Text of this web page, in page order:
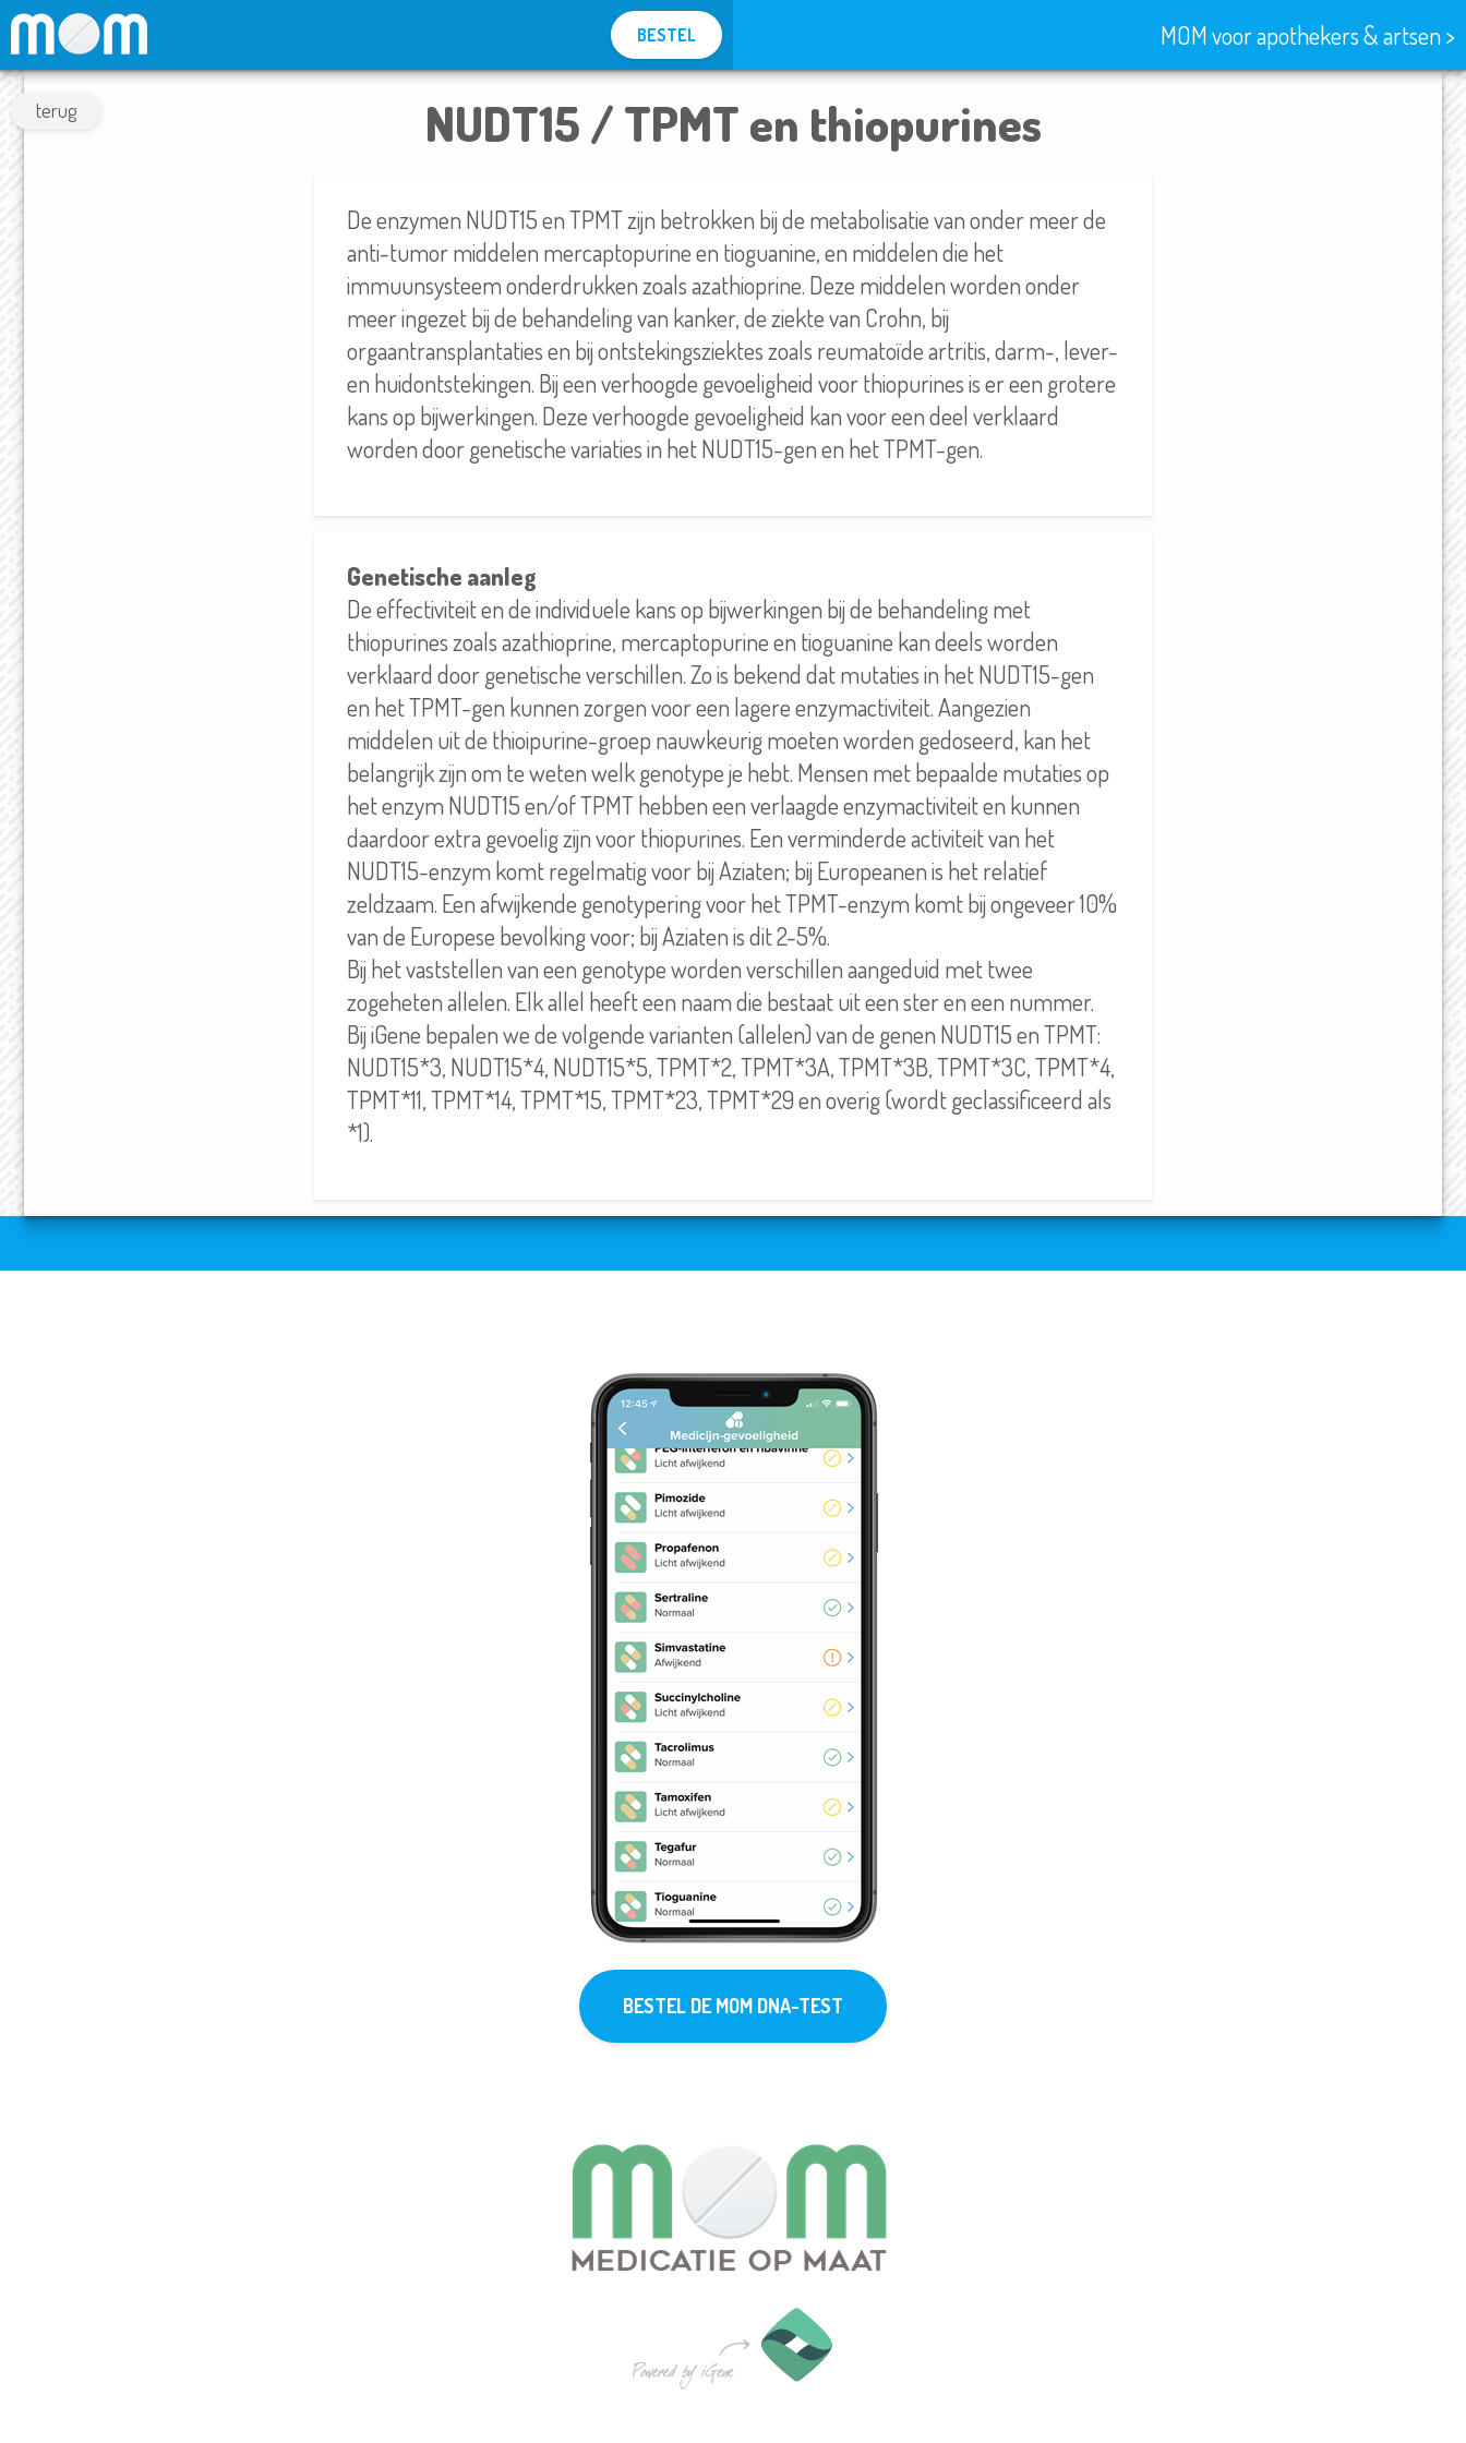
BESTEL MOM voor apothekers & artsen >
terug NUDT15 / TPMT en thiopurines
De enzymen NUDT15 en TPMT zijn betrokken bij de metabolisatie van onder meer de
anti-tumor middelen mercaptopurine en tioguanine, en middelen die het
immuunsysteem onderdrukken zoals azathioprine. Deze middelen worden onder
meer ingezet bij de behandeling van kanker, de ziekte van Crohn, bij
orgaantransplantaties en bij ontstekingsziektes zoals reumatoïde artritis, darm-, lever-
en huidontstekingen. Bij een verhoogde gevoeligheid voor thiopurines is er een grotere
kans op bijwerkingen. Deze verhoogde gevoeligheid kan voor een deel verklaard
worden door genetische variaties in het NUDT15-gen en het TPMT-gen.
Genetische aanleg
De effectiviteit en de individuele kans op bijwerkingen bij de behandeling met
thiopurines zoals azathioprine, mercaptopurine en tioguanine kan deels worden
verklaard door genetische verschillen. Zo is bekend dat mutaties in het NUDT15-gen
en het TPMT-gen kunnen zorgen voor een lagere enzymactiviteit. Aangezien
middelen uit de thioipurine-groep nauwkeurig moeten worden gedoseerd, kan het
belangrijk zijn om te weten welk genotype je hebt. Mensen met bepaalde mutaties op
het enzym NUDT15 en/of TPMT hebben een verlaagde enzymactiviteit en kunnen
daardoor extra gevoelig zijn voor thiopurines. Een verminderde activiteit van het
NUDT15-enzym komt regelmatig voor bij Aziaten; bij Europeanen is het relatief
zeldzaam. Een afwijkende genotypering voor het TPMT-enzym komt bij ongeveer 10%
van de Europese bevolking voor; bij Aziaten is dit 2-5%.
Bij het vaststellen van een genotype worden verschillen aangeduid met twee
zogeheten allelen. Elk allel heeft een naam die bestaat uit een ster en een nummer.
Bij iGene bepalen we de volgende varianten (allelen) van de genen NUDT15 en TPMT:
NUDT15*3, NUDT15*4, NUDT15*5, TPMT*2, TPMT*3A, TPMT*3B, TPMT*3C, TPMT*4,
TPMT*11, TPMT*14, TPMT*15, TPMT*23, TPMT*29 en overig (wordt geclassificeerd als
*1).
BESTEL DE MOM DNA-TEST